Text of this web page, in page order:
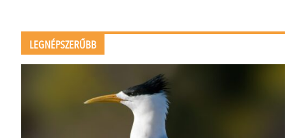
LEGNÉPSZERŰBB